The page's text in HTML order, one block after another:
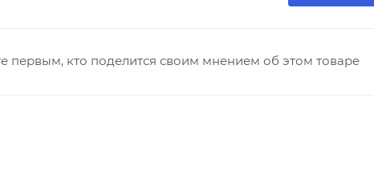
первым, кто поделится своим мнением об этом товаре